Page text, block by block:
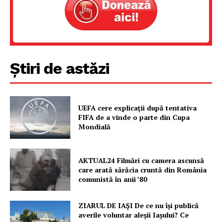
Știri de astăzi
UEFA cere explicații după tentativa
FIFA de a vinde o parte din Cupa
Mondială
AKTUAL24 Filmări cu camera ascunsă
care arată sărăcia cruntă din România
comunistă în anii ’80
ZIARUL DE IAȘI De ce nu își publică
averile voluntar aleșii Iașului? Ce